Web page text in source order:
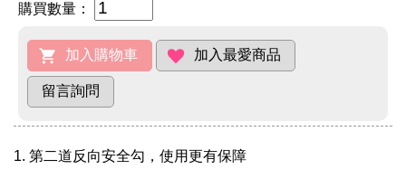
購買數量：
1. 第二道反向安全勾，使用更有保障